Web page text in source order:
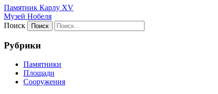
Памятник Карлу XV
Музей Нобеля
Поиск
Рубрики
Памятники
Площади
Сооружения